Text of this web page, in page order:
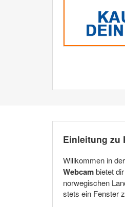
Einleitung zu
Willkommen in
Webcambietet
norwegischen
stets ein Fenster